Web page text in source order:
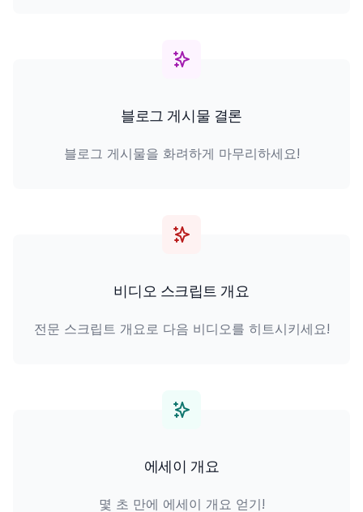
블로그 게시물 결론
블로그 게시물을 화려하게 마무리하세요!
비디오 스크립트 개요
전문 스크립트 개요로 다음 비디오를 히트시키세요!
에세이 개요
몇 초 만에 에세이 개요 얻기!